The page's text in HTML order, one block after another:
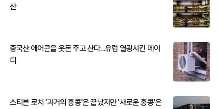
산
중국산 에어콘을 웃돈 주고 산다...유럽 열광시킨 메이
디
스티븐 로치 '과거의 홍콩'은 끝났지만 '새로운 홍콩'은